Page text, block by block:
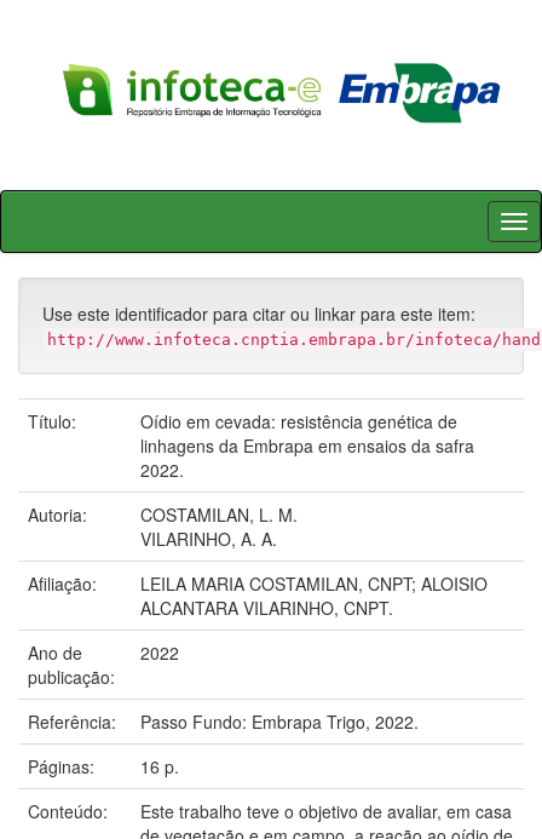
Skip
Use este identificador para citar ou linkar para este item:
http://www.infoteca.cnptia.embrapa.br/infoteca/
Título:
Oídio em cevada: resistência genética de
linhagens da Embrapa em ensaios da safra
2022.
Autoria:
COSTAMILAN, L. M.
VILARINHO, A. A.
Afiliação:
LEILA MARIA COSTAMILAN, CNPT; ALOISIO
ALCANTARA VILARINHO, CNPT.
Ano de
publicação:
2022
Referência:
Passo Fundo: Embrapa Trigo, 2022.
Páginas:
16 p.
Conteúdo:
Este trabalho teve o objetivo de avaliar, em casa